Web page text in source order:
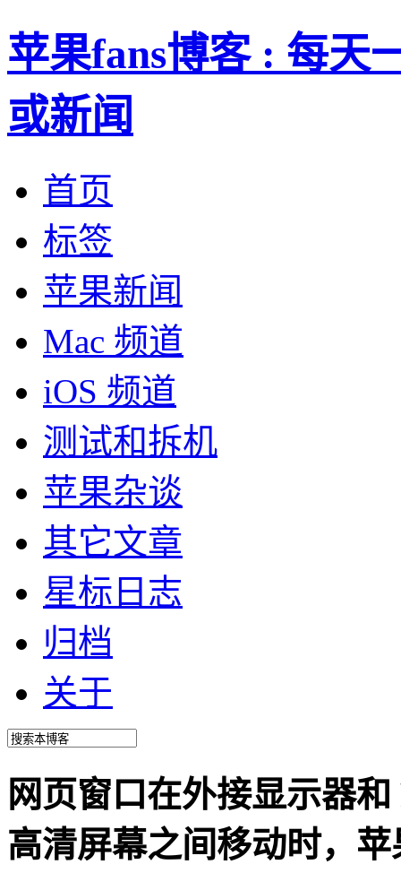
苹果fans博客 : 每天
或新闻
首页
标签
苹果新闻
Mac 频道
iOS 频道
测试和拆机
苹果杂谈
其它文章
星标日志
归档
关于
网页窗口在外接显示器
高清屏幕之间移动时，